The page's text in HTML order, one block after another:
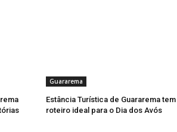
Guararema
Estância Turística de Guararema tem
roteiro ideal para o Dia dos Avós